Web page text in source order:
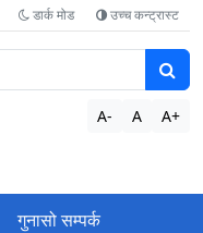
डार्क मोड उच्च कन्ट्रास्ट
A- A A+
गुनासो सम्पर्क